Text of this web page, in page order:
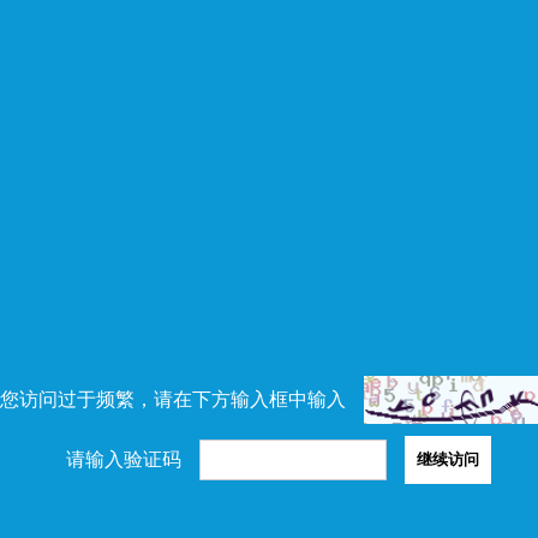
访问过于频繁，请在下方输入框中输入
请输入验证码 继续访问